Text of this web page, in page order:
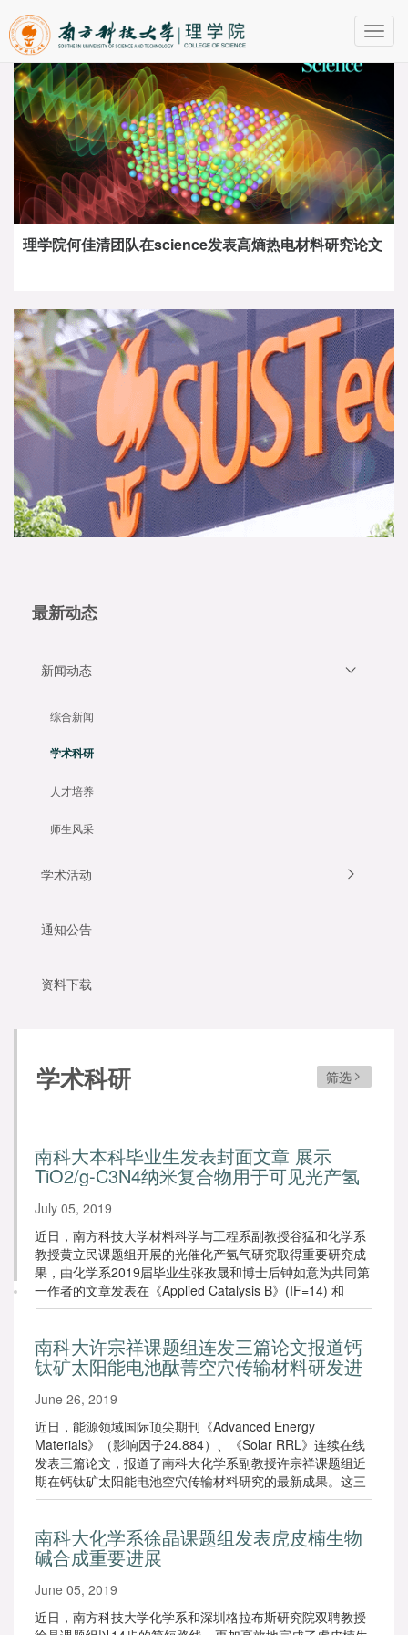
理学院何佳清团队在science发表高熵热电材料研究论文
最新动态
新闻动态
综合新闻
学术科研
人才培养
师生风采
学术活动
通知公告
资料下载
学术科研 筛选
南科大本科毕业生发表封面文章 展示
TiO2/g-C3N4纳米复合物用于可见光产氢
July 05, 2019
近日，南方科技大学材料科学与工程系副教授谷猛和化学系
教授黄立民课题组开展的光催化产氢气研究取得重要研究成
果，由化学系2019届毕业生张孜晟和博士后钟如意为共同第
一作者的文章发表在《Applied Catalysis B》(IF=14) 和
《Catal. Sci. Technol.》(IF=5.4)，并被选为封面论文。
南科大许宗祥课题组连发三篇论文报道钙
钛矿太阳能电池酞菁空穴传输材料研发进
June 26, 2019
近日，能源领域国际顶尖期刊《Advanced Energy
Materials》（影响因子24.884）、《Solar RRL》连续在线
发表三篇论文，报道了南科大化学系副教授许宗祥课题组近
期在钙钛矿太阳能电池空穴传输材料研究的最新成果。这三
篇论文第一作者均为许宗祥课题组2016级大三本科生胡启
南科大化学系徐晶课题组发表虎皮楠生物
碱合成重要进展
June 05, 2019
近日，南方科技大学化学系和深圳格拉布斯研究院双聘教授